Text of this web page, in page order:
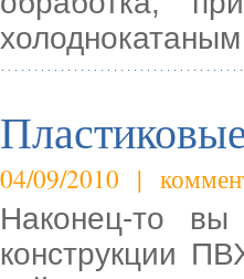
04/09/2010 |
Наконец-то
конструкции